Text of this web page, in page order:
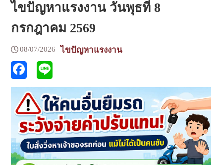
ไขปัญหาแรงงาน วันพุธที่ 8
กรกฎาคม 2569
08/07/2026 ไขปัญหาแรงงาน